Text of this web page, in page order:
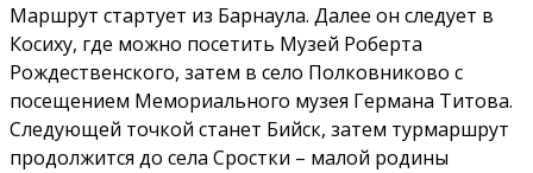
Маршрут стартует из Барнаула. Далее он следует в
Косиху, где можно посетить Музей Роберта
Рождественского, затем в село Полковниково с
посещением Мемориального музея Германа Титова.
Следующей точкой станет Бийск, затем турмаршрут
продолжится до села Сростки – малой родины